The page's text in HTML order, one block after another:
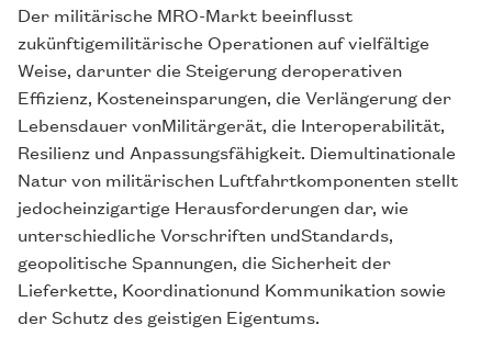
Der militärische MRO-Markt beeinflusst
zukünftigemilitärische Operationen auf vielfältige
Weise, darunter die Steigerung deroperativen
Effizienz, Kosteneinsparungen, die Verlängerung der
Lebensdauer vonMilitärgerät, die Interoperabilität,
Resilienz und Anpassungsfähigkeit. Diemultinationale
Natur von militärischen Luftfahrtkomponenten stellt
jedocheinzigartige Herausforderungen dar, wie
unterschiedliche Vorschriften undStandards,
geopolitische Spannungen, die Sicherheit der
Lieferkette, Koordinationund Kommunikation sowie
der Schutz des geistigen Eigentums.